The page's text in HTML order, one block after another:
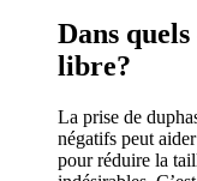
Dans
libre?
La prise de
négatifs peut
pour réduire la